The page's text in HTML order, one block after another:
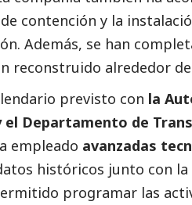
contención y la
Además, se han
reconstruido alrededor
previsto con la
el Departamento de
empleado avanzadas
históricos junto con la
programar las